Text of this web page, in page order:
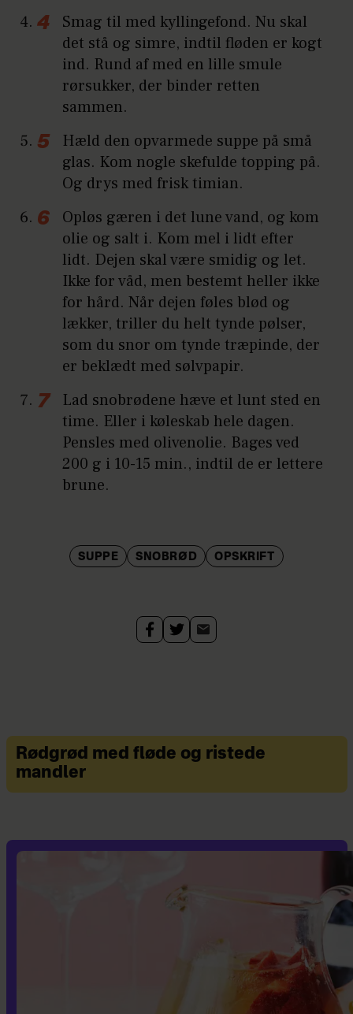
Smag til med kyllingefond. Nu skal
det stå og simre, indtil fløden er kogt
ind. Rund af med en lille smule
rørsukker, der binder retten
sammen.
Hæld den opvarmede suppe på små
glas. Kom nogle skefulde topping på.
Og drys med frisk timian.
Opløs gæren i det lune vand, og kom
olie og salt i. Kom mel i lidt efter
lidt. Dejen skal være smidig og let.
Ikke for våd, men bestemt heller ikke
for hård. Når dejen føles blød og
lækker, triller du helt tynde pølser,
som du snor om tynde træpinde, der
er beklædt med sølvpapir.
Lad snobrødene hæve et lunt sted en
time. Eller i køleskab hele dagen.
Pensles med olivenolie. Bages ved
200 g i 10-15 min., indtil de er lettere
brune.
SUPPE SNOBRØD OPSKRIFT
Rødgrød med fløde og ristede
mandler